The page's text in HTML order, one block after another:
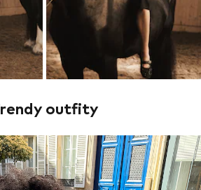
outfity